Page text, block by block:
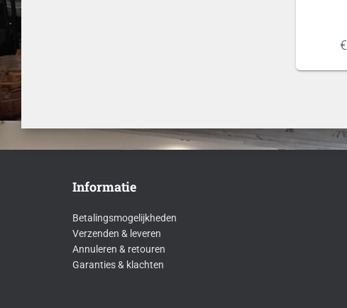
€
Informatie
Betalingsmogelijkheden
Verzenden & leveren
Annuleren & retouren
Garanties & klachten